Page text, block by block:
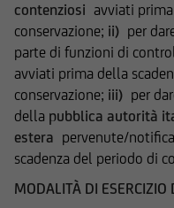
contenziosi avviati
conservazione; ii) per
parte di funzioni di
avviati prima della
conservazione; iii) per
della pubblica autorità
estera pervenute/
scadenza del periodo di
MODALITÀ DI ESERCIZIO
violazione delle
locali (Altri Paesi).
informazioni e
consentito
residenti,
attualmente negli
Australia,
sono né agiscono
United States
contenuta nel